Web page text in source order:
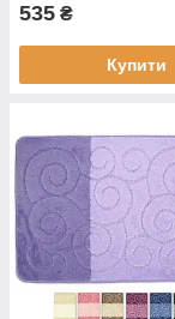
535 ₴
Купити